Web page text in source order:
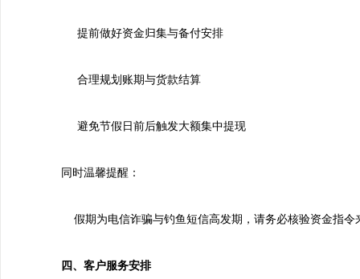
提前做好资金归集与备付安排
合理规划账期与货款结算
避免节假日前后触发大额集中提现
同时温馨提醒：
假期为电信诈骗与钓鱼短信高发期，请务必核验资金指令
四、 客户服务安排